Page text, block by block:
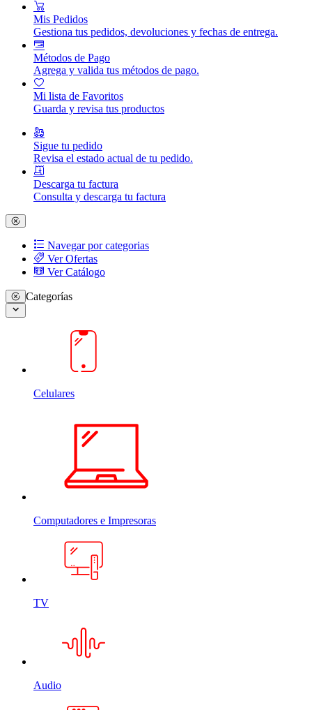
Mis Pedidos
Gestiona tus pedidos, devoluciones y fechas de entrega.
Métodos de Pago
Agrega y valida tus métodos de pago.
Mi lista de Favoritos
Guarda y revisa tus productos
Sigue tu pedido
Revisa el estado actual de tu pedido.
Descarga tu factura
Consulta y descarga tu factura
Navegar por categorias
Ver Ofertas
Ver Catálogo
Categorías
Celulares
Computadores e Impresoras
TV
Audio